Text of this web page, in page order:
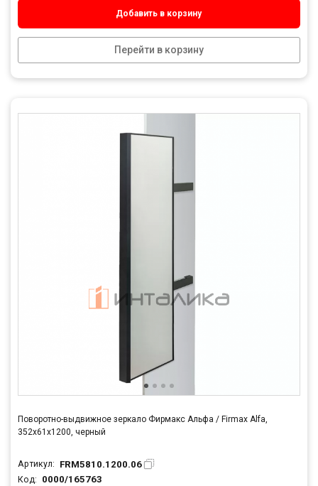
Добавить в корзину
Перейти в корзину
Поворотно-выдвижное зеркало Фирмакс Альфа / Firmax Alfa,
352х61х1200, черный
Артикул: FRM5810.1200.06
Код: 0000/165763